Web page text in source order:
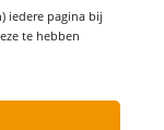
iedere pagina bij
te hebben